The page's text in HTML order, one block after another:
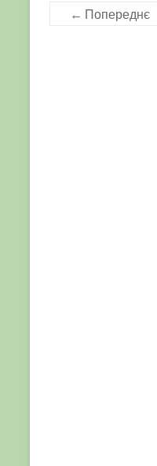
← Попереднє